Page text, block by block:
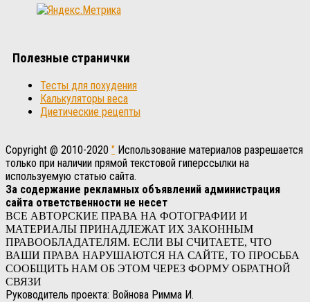
Полезные странички
Тесты для похудения
Калькуляторы веса
Диетические рецепты
Copyright @ 2010-2020 " Использование материалов разрешается
только при наличии прямой текстовой гиперссылки на
используемую статью сайта.
За содержание рекламных объявлений администрация
сайта ответственности не несет
ВСЕ АВТОРСКИЕ ПРАВА НА ФОТОГРАФИИ И
МАТЕРИАЛЫ ПРИНАДЛЕЖАТ ИХ ЗАКОННЫМ
ПРАВООБЛАДАТЕЛЯМ. ЕСЛИ ВЫ СЧИТАЕТЕ, ЧТО
ВАШИ ПРАВА НАРУШАЮТСЯ НА САЙТЕ, ТО ПРОСЬБА
СООБЩИТЬ НАМ ОБ ЭТОМ ЧЕРЕЗ ФОРМУ ОБРАТНОЙ
СВЯЗИ
Руководитель проекта: Войнова Римма И.